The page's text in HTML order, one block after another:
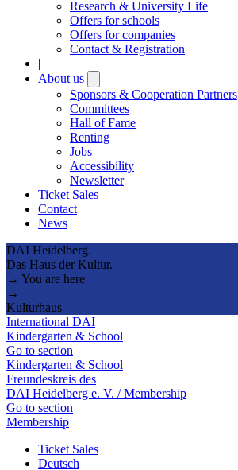
Research & University Life
Offers for schools
Offers for companies
Contact & Registration
|
About us
submenu
Sponsors & Cooperation Partners
Committees
Hall of Fame
Renting
Jobs
Accessibility
Newsletter
Ticket Sales
Contact
News
DAI Heidelberg.
Das Haus der Kultur.
→ You are here
→
Kulturhaus
International DAI
Kindergarten & School
Go to section
Kindergarten & School
Freundeskreis des
DAI Heidelberg e. V. / Membership
Go to section
Membership
Ticket Sales
Deutsch